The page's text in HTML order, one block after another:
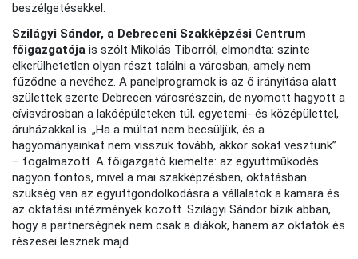
beszélgetésekkel.
Szilágyi Sándor, a Debreceni Szakképzési Centrum
főigazgatója is szólt Mikolás Tiborról, elmondta: szinte
elkerülhetetlen olyan részt találni a városban, amely nem
fűződne a nevéhez. A panelprogramok is az ő irányítása alatt
születtek szerte Debrecen városrészein, de nyomott hagyott a
cívisvárosban a lakóépületeken túl, egyetemi- és középülettel,
áruházakkal is. „Ha a múltat nem becsüljük, és a
hagyományainkat nem visszük tovább, akkor sokat vesztünk”
– fogalmazott. A főigazgató kiemelte: az együttműködés
nagyon fontos, mivel a mai szakképzésben, oktatásban
szükség van az együttgondolkodásra a vállalatok a kamara és
az oktatási intézmények között. Szilágyi Sándor bízik abban,
hogy a partnerségnek nem csak a diákok, hanem az oktatók és
részesei lesznek majd.